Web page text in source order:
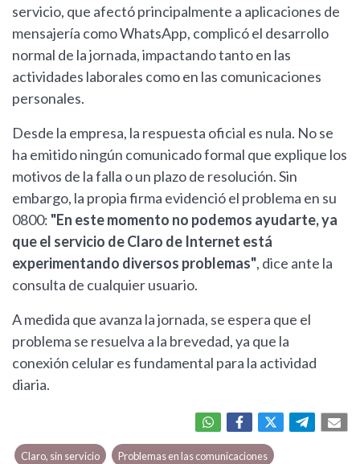
servicio, que afectó principalmente a aplicaciones de
mensajería como WhatsApp, complicó el desarrollo
normal de la jornada, impactando tanto en las
actividades laborales como en las comunicaciones
personales.
Desde la empresa, la respuesta oficial es nula. No se
ha emitido ningún comunicado formal que explique los
motivos de la falla o un plazo de resolución. Sin
embargo, la propia firma evidenció el problema en su
0800: "En este momento no podemos ayudarte, ya
que el servicio de Claro de Internet está
experimentando diversos problemas", dice ante la
consulta de cualquier usuario.
A medida que avanza la jornada, se espera que el
problema se resuelva a la brevedad, ya que la
conexión celular es fundamental para la actividad
diaria.
Claro, sin servicio Problemas en las comunicaciones